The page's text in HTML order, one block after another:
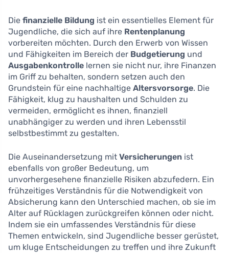
Die finanzielle Bildung ist ein essentielles Element für
Jugendliche, die sich auf ihre Rentenplanung
vorbereiten möchten. Durch den Erwerb von Wissen
und Fähigkeiten im Bereich der Budgetierung und
Ausgabenkontrolle lernen sie nicht nur, ihre Finanzen
im Griff zu behalten, sondern setzen auch den
Grundstein für eine nachhaltige Altersvorsorge. Die
Fähigkeit, klug zu haushalten und Schulden zu
vermeiden, ermöglicht es ihnen, finanziell
unabhängiger zu werden und ihren Lebensstil
selbstbestimmt zu gestalten.
Die Auseinandersetzung mit Versicherungen ist
ebenfalls von großer Bedeutung, um
unvorhergesehene finanzielle Risiken abzufedern. Ein
frühzeitiges Verständnis für die Notwendigkeit von
Absicherung kann den Unterschied machen, ob sie im
Alter auf Rücklagen zurückgreifen können oder nicht.
Indem sie ein umfassendes Verständnis für diese
Themen entwickeln, sind Jugendliche besser gerüstet,
um kluge Entscheidungen zu treffen und ihre Zukunft